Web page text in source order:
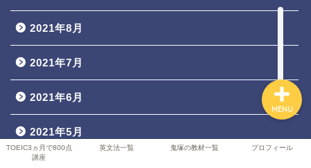
2021年8月
2021年7月
2021年6月
2021年5月
TOEIC3ヵ月で800点
講座
英文法一覧 鬼塚の教材一覧 プロフィール
MENU